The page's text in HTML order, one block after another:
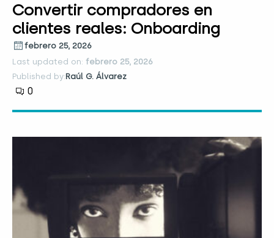
Convertir compradores en
clientes reales: Onboarding
febrero 25, 2026
Last updated on: febrero 25, 2026
Published by:Raúl G. Álvarez
0